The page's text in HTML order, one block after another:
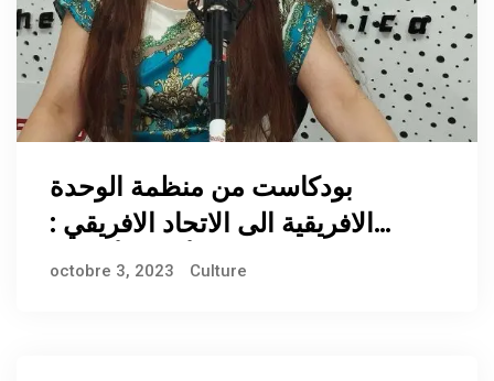
بودكاست من منظمة الوحدة
الافريقية الى الاتحاد الافريقي :
النشأة و التأسيس
octobre 3, 2023 Culture